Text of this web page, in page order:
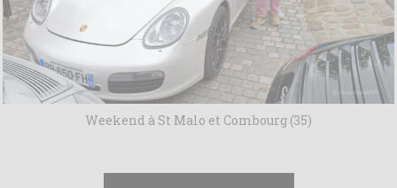
Weekend à St Malo et Combourg (35)